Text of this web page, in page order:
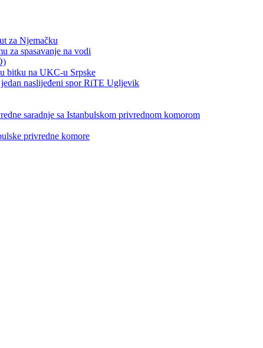
za Njemačku
za spasavanje na vodi
bitku na UKC-u Srpske
naslijeđeni spor RiTE Ugljevik
saradnje sa Istanbulskom privrednom komorom
privredne komore